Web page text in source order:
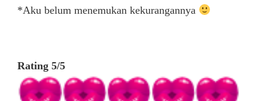
*Aku belum menemukan kekurangannya
Rating 5/5